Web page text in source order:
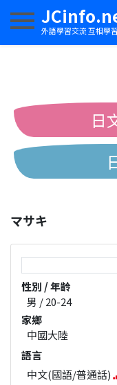
外語學習交流 互相學
切換導航
日
マサキ
性別 / 年齡
男 / 20-24
家鄉
中國大陸
語言
中文(國語/普通話)